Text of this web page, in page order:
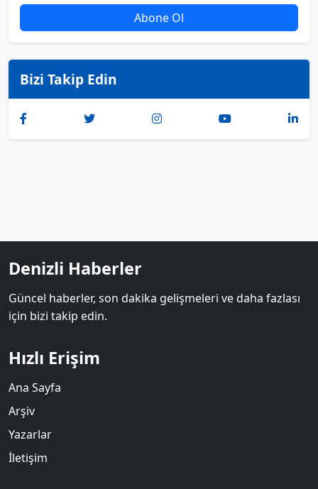
Abone Ol
Bizi Takip Edin
Denizli Haberler
Güncel haberler, son dakika gelişmeleri ve daha fazlası
için bizi takip edin.
Hızlı Erişim
Ana Sayfa
Arşiv
Yazarlar
İletişim